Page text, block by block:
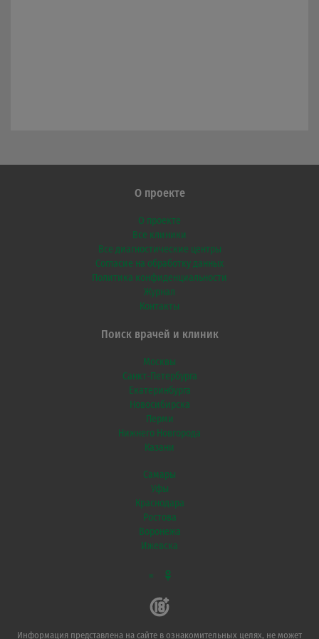
О проекте
О проекте
Все клиники
Все диагностические центры
Согласие на обработку данных
Политика конфиденциальности
Журнал
Контакты
Поиск врачей и клиник
Москвы
Санкт-Петербурга
Екатеринбурга
Новосибирска
Перми
Нижнего Новгорода
Казани
Самары
Уфы
Краснодара
Ростова
Воронежа
Ижевска
VK
Информация представлена на сайте в ознакомительных целях, не может